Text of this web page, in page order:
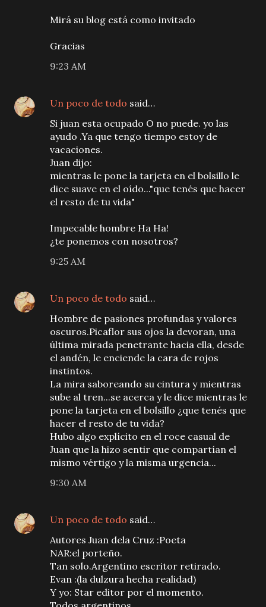
Mirá su blog está como invitado
Gracias
9:23 AM
Un poco de todo said…
Si juan esta ocupado O no puede. yo las
ayudo .Ya que tengo tiempo estoy de
vacaciones.
Juan dijo:
mientras le pone la tarjeta en el bolsillo le
dice suave en el oído..."que tenés que hacer
el resto de tu vida"
Impecable hombre Ha Ha!
¿te ponemos con nosotros?
9:25 AM
Un poco de todo said…
Hombre de pasiones profundas y valores
oscuros.Picaflor sus ojos la devoran, una
última mirada penetrante hacia ella, desde
el andén, le enciende la cara de rojos
instintos.
La mira saboreando su cintura y mientras
sube al tren...se acerca y le dice mientras le
pone la tarjeta en el bolsillo ¿que tenés que
hacer el resto de tu vida?
Hubo algo explícito en el roce casual de
Juan que la hizo sentir que compartían el
mismo vértigo y la misma urgencia...
9:30 AM
Un poco de todo said…
Autores Juan dela Cruz :Poeta
NAR:el porteño.
Tan solo.Argentino escritor retirado.
Evan :(la dulzura hecha realidad)
Y yo: Star editor por el momento.